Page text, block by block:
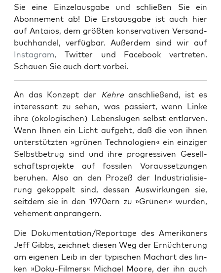
Sie eine Ein­zel­aus­ga­be und schlie­ßen Sie ein
Abon­ne­ment ab! Die Erst­aus­ga­be ist auch hier
auf Antai­os, dem größ­ten kon­ser­va­ti­ven Ver­sand­
buch­han­del, ver­füg­bar. Außer­dem sind wir auf
Insta­gram, Twit­ter und Face­book ver­tre­ten.
Schau­en Sie auch dort vorbei.
An das Kon­zept der Keh­reanschlie­ßend, ist es
inter­es­sant zu sehen, was pas­siert, wenn Lin­ke
ihre (öko­lo­gi­schen) Lebens­lü­gen selbst ent­lar­ven.
Wenn Ihnen ein Licht auf­geht, daß die von ihnen
unter­stütz­ten »grü­nen Tech­no­lo­gien« ein ein­zi­ger
Selbst­be­trug sind und ihre pro­gres­si­ven Gesell­
schafts­pro­jek­te auf fos­si­len Vor­aus­set­zun­gen
beru­hen. Also an den Pro­zeß der Indus­tria­li­sie­
rung gekop­pelt sind, des­sen Aus­wir­kun­gen sie,
seit­dem sie in den 1970ern zu »Grü­nen« wur­den,
vehe­ment anprangern.
Die Dokumentation/Reportage des Ame­ri­ka­ners
Jeff Gibbs, zeich­net die­sen Weg der Ernüch­te­rung
am eige­nen Leib in der typi­schen Mach­art des lin­
ken »Doku-Fil­mers« Micha­el Moo­re, der ihn auch